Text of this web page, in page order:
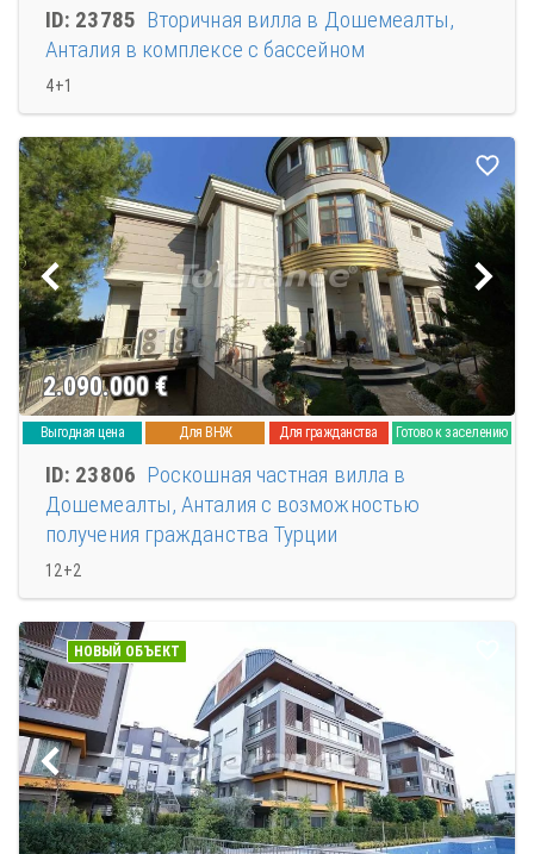
ID: 23785 Вторичная вилла в Дошемеалты,
Анталия в комплексе с бассейном
4+1
2.090.000 €
Выгодная цена Для ВНЖ Для гражданства Готово к заселению
ID: 23806 Роскошная частная вилла в
Дошемеалты, Анталия с возможностью
получения гражданства Турции
12+2
НОВЫЙ ОБЪЕКТ